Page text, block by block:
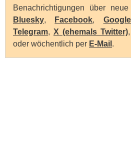
Benachrichtigungen über
Bluesky, Facebook,
Telegram, X (ehemals Twitter)
oder wöchentlich per E-Mail .